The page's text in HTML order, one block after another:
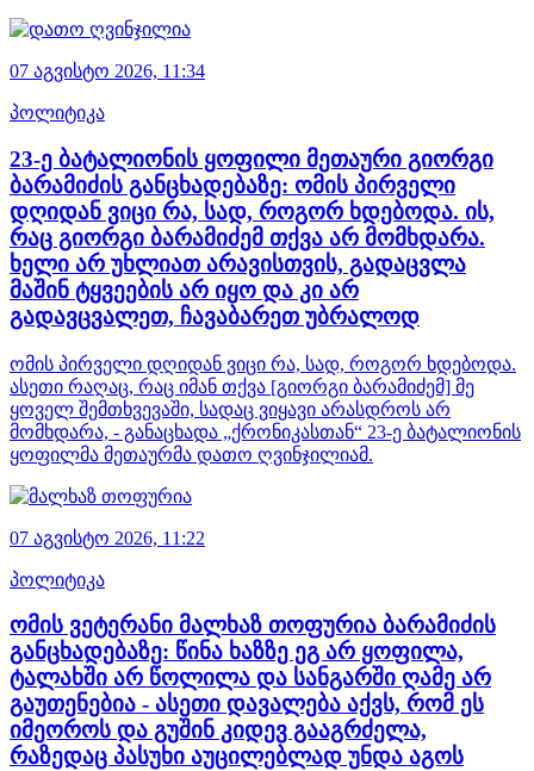
07 აგვისტო 2026, 11:34
პოლიტიკა
23-ე ბატალიონის ყოფილი მეთაური გიორგი
ბარამიძის განცხადებაზე: ომის პირველი
დღიდან ვიცი რა, სად, როგორ ხდებოდა. ის,
რაც გიორგი ბარამიძემ თქვა არ მომხდარა.
ხელი არ უხლიათ არავისთვის, გადაცვლა
მაშინ ტყვეების არ იყო და კი არ
გადავცვალეთ, ჩავაბარეთ უბრალოდ
ომის პირველი დღიდან ვიცი რა, სად, როგორ ხდებოდა.
ასეთი რაღაც, რაც იმან თქვა [გიორგი ბარამიძემ] მე
ყოველ შემთხვევაში, სადაც ვიყავი არასდროს არ
მომხდარა, - განაცხადა „ქრონიკასთან“ 23-ე ბატალიონის
ყოფილმა მეთაურმა დათო ღვინჯილიამ.
07 აგვისტო 2026, 11:22
პოლიტიკა
ომის ვეტერანი მალხაზ თოფურია ბარამიძის
განცხადებაზე: წინა ხაზზე ეგ არ ყოფილა,
ტალახში არ წოლილა და სანგარში ღამე არ
გაუთენებია - ასეთი დავალება აქვს, რომ ეს
იმეოროს და გუშინ კიდევ გააგრძელა,
რაზედაც პასუხი აუცილებლად უნდა აგოს